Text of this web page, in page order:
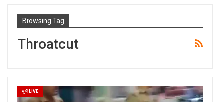
Browsing Tag
Throatcut
यू पी LIVE